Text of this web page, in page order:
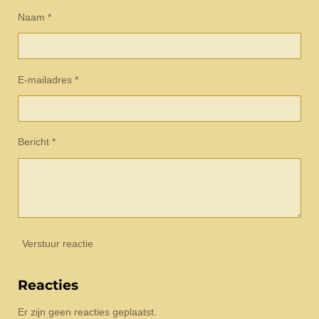
Naam *
E-mailadres *
Bericht *
Verstuur reactie
Reacties
Er zijn geen reacties geplaatst.